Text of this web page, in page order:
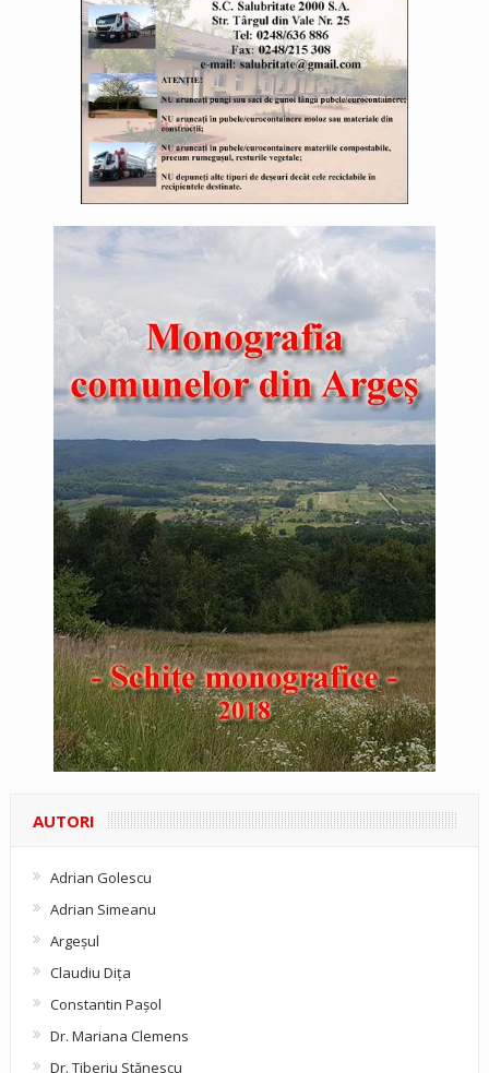
AUTORI
Adrian Golescu
Adrian Simeanu
Argeşul
Claudiu Diţa
Constantin Pașol
Dr. Mariana Clemens
Dr. Tiberiu Stănescu